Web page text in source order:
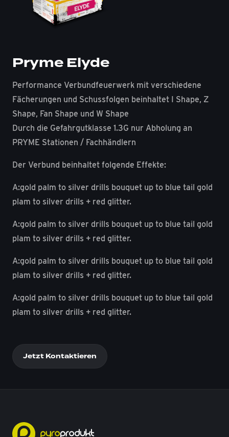
Pryme Elyde
Performance Verbundfeuerwerk mit verschiedene
Fächerungen und Schussfolgen beinhaltet I Shape, Z
Shape, Fan Shape und W Shape
Durch die Gefahrgutklasse 1.3G nur Abholung an
PRYME Stationen / Fachhändlern
Der Verbund beinhaltet folgende Effekte:
A:gold palm to silver drills bouquet up to blue tail gold
plam to silver drills + red glitter.
A:gold palm to silver drills bouquet up to blue tail gold
plam to silver drills + red glitter.
A:gold palm to silver drills bouquet up to blue tail gold
plam to silver drills + red glitter.
A:gold palm to silver drills bouquet up to blue tail gold
plam to silver drills + red glitter.
Jetzt Kontaktieren